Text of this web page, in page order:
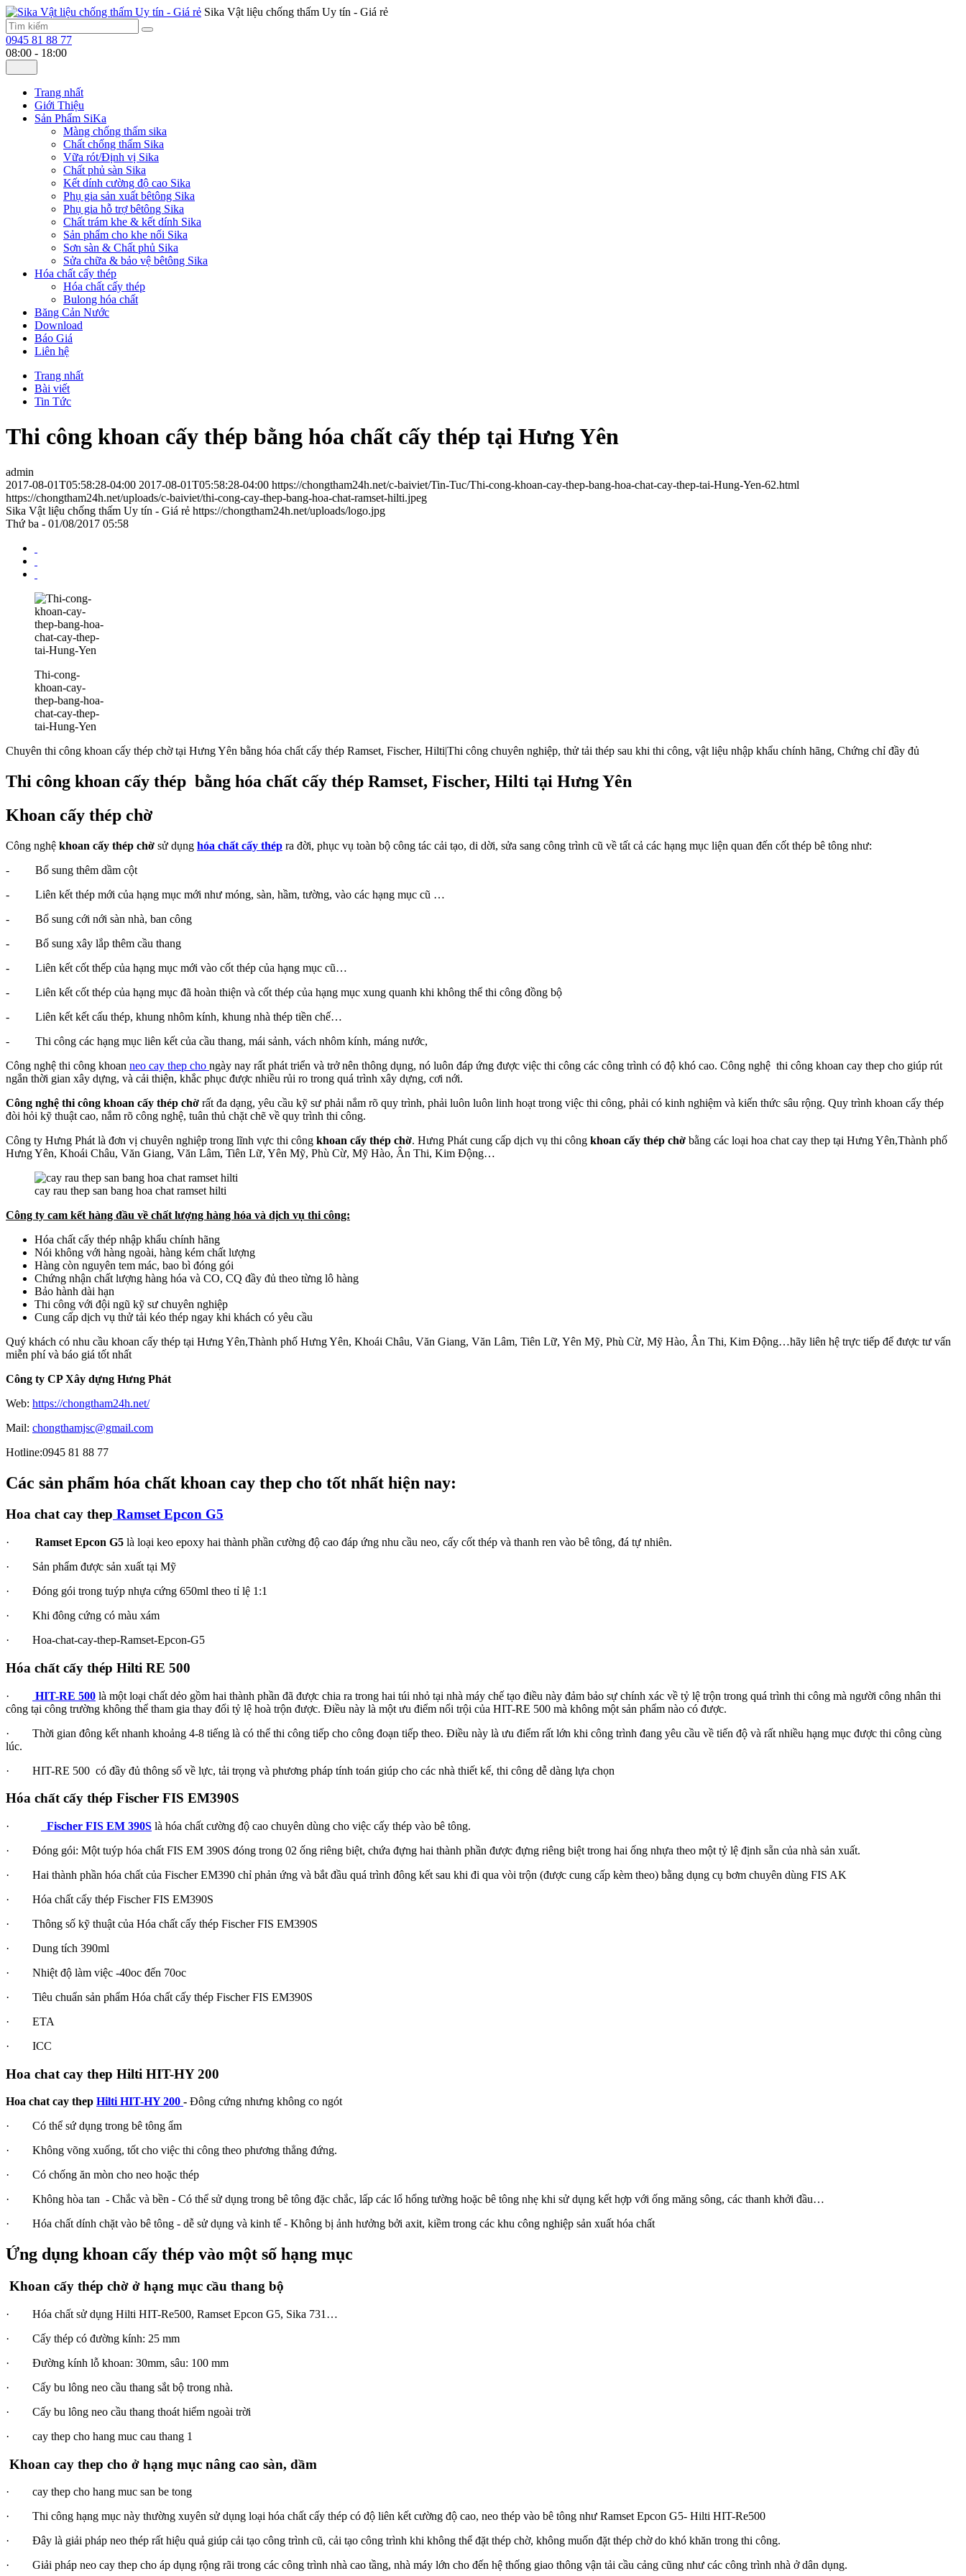
Sika Vật liệu chống thấm Uy tín - Giá rẻ
0945 81 88 77
08:00 - 18:00
Trang nhất
Giới Thiệu
Sản Phẩm SiKa
Màng chống thấm sika
Chất chống thấm Sika
Vữa rót/Định vị Sika
Chất phủ sàn Sika
Kết dính cường độ cao Sika
Phụ gia sản xuất bêtông Sika
Phụ gia hỗ trợ bêtông Sika
Chất trám khe & kết dính Sika
Sản phẩm cho khe nối Sika
Sơn sàn & Chất phủ Sika
Sửa chữa & bảo vệ bêtông Sika
Hóa chất cấy thép
Hóa chất cấy thép
Bulong hóa chất
Băng Cản Nước
Download
Báo Giá
Liên hệ
Trang nhất
Bài viết
Tin Tức
Thi công khoan cấy thép bằng hóa chất cấy thép tại Hưng Yên
admin
2017-08-01T05:58:28-04:00 2017-08-01T05:58:28-04:00 https://chongtham24h.net/c-baiviet/Tin-Tuc/Thi-cong-khoan-cay-thep-bang-hoa-chat-cay-thep-tai-Hung-Yen-62.html
https://chongtham24h.net/uploads/c-baiviet/thi-cong-cay-thep-bang-hoa-chat-ramset-hilti.jpeg
Sika Vật liệu chống thấm Uy tín - Giá rẻ https://chongtham24h.net/uploads/logo.jpg
Thứ ba - 01/08/2017 05:58
Thi-cong-
khoan-cay-
thep-bang-hoa-
chat-cay-thep-
tai-Hung-Yen
Chuyên thi công khoan cấy thép chờ tại Hưng Yên bằng hóa chất cấy thép Ramset, Fischer, Hilti|Thi công chuyên nghiệp, thử tải thép sau khi thi công, vật liệu nhập khẩu chính hãng, Chứng chỉ đầy đủ
Thi công khoan cấy thép bằng hóa chất cấy thép Ramset, Fischer, Hilti tại Hưng Yên
Khoan cấy thép chờ
Công nghệ khoan cấy thép chờ sử dụng hóa chất cấy thép ra đời, phục vụ toàn bộ công tác cải tạo, di dời, sửa sang công trình cũ về tất cả các hạng mục liện quan đến cốt thép bê tông như:
- Bổ sung thêm dầm cột
- Liên kết thép mới của hạng mục mới như móng, sàn, hầm, tường, vào các hạng mục cũ …
- Bổ sung cới nới sàn nhà, ban công
- Bổ sung xây lắp thêm cầu thang
- Liên kết cốt thếp của hạng mục mới vào cốt thép của hạng mục cũ…
- Liên kết cốt thép của hạng mục đã hoàn thiện và cốt thép của hạng mục xung quanh khi không thể thi công đồng bộ
- Liên kết kết cấu thép, khung nhôm kính, khung nhà thép tiền chế…
- Thi công các hạng mục liên kết của cầu thang, mái sảnh, vách nhôm kính, máng nước,
Công nghệ thi công khoan neo cay thep cho ngày nay rất phát triển và trở nên thông dụng, nó luôn đáp ứng được việc thi công các công trình có độ khó cao. Công nghệ thi công khoan cay thep cho giúp rút
ngắn thời gian xây dựng, và cải thiện, khắc phục được nhiều rủi ro trong quá trình xây dựng, cơi nới.
Công nghệ thi công khoan cấy thép chờ rất đa dạng, yêu cầu kỹ sư phải nắm rõ quy trình, phải luôn luôn linh hoạt trong việc thi công, phải có kinh nghiệm và kiến thức sâu rộng. Quy trình khoan cấy thép
đòi hỏi kỹ thuật cao, nắm rõ công nghệ, tuân thủ chặt chẽ về quy trình thi công.
Công ty Hưng Phát là đơn vị chuyên nghiệp trong lĩnh vực thi công khoan cấy thép chờ. Hưng Phát cung cấp dịch vụ thi công khoan cấy thép chờ bằng các loại hoa chat cay thep tại Hưng Yên,Thành phố
Hưng Yên, Khoái Châu, Văn Giang, Văn Lâm, Tiên Lữ, Yên Mỹ, Phù Cừ, Mỹ Hào, Ân Thi, Kim Động…
cay rau thep san bang hoa chat ramset hilti
Công ty cam kết hàng đầu về chất lượng hàng hóa và dịch vụ thi công:
Hóa chất cấy thép nhập khẩu chính hãng
Nói không với hàng ngoài, hàng kém chất lượng
Hàng còn nguyên tem mác, bao bì đóng gói
Chứng nhận chất lượng hàng hóa và CO, CQ đầy đủ theo từng lô hàng
Bảo hành dài hạn
Thi công với đội ngũ kỹ sư chuyên nghiệp
Cung cấp dịch vụ thử tải kéo thép ngay khi khách có yêu cầu
Quý khách có nhu cầu khoan cấy thép tại Hưng Yên,Thành phố Hưng Yên, Khoái Châu, Văn Giang, Văn Lâm, Tiên Lữ, Yên Mỹ, Phù Cừ, Mỹ Hào, Ân Thi, Kim Động…hãy liên hệ trực tiếp để được tư vấn
miễn phí và báo giá tốt nhất
Công ty CP Xây dựng Hưng Phát
Web: https://chongtham24h.net/
Mail: chongthamjsc@gmail.com
Hotline:0945 81 88 77
Các sản phẩm hóa chất khoan cay thep cho tốt nhất hiện nay:
Hoa chat cay thep Ramset Epcon G5
· Ramset Epcon G5 là loại keo epoxy hai thành phần cường độ cao đáp ứng nhu cầu neo, cấy cốt thép và thanh ren vào bê tông, đá tự nhiên.
· Sản phẩm được sản xuất tại Mỹ
· Đóng gói trong tuýp nhựa cứng 650ml theo tỉ lệ 1:1
· Khi đông cứng có màu xám
· Hoa-chat-cay-thep-Ramset-Epcon-G5
Hóa chất cấy thép Hilti RE 500
· HIT-RE 500 là một loại chất dẻo gồm hai thành phần đã được chia ra trong hai túi nhỏ tại nhà máy chế tạo điều này đảm bảo sự chính xác về tỷ lệ trộn trong quá trình thi công mà người công nhân thi
công tại công trường không thể tham gia thay đổi tỷ lệ hoà trộn được. Điều này là một ưu điểm nổi trội của HIT-RE 500 mà không một sản phẩm nào có được.
· Thời gian đông kết nhanh khoảng 4-8 tiếng là có thể thi công tiếp cho công đoạn tiếp theo. Điều này là ưu điểm rất lớn khi công trình đang yêu cầu về tiến độ và rất nhiều hạng mục được thi công cùng
lúc.
· HIT-RE 500 có đầy đủ thông số về lực, tải trọng và phương pháp tính toán giúp cho các nhà thiết kế, thi công dễ dàng lựa chọn
Hóa chất cấy thép Fischer FIS EM390S
· Fischer FIS EM 390S là hóa chất cường độ cao chuyên dùng cho việc cấy thép vào bê tông.
· Đóng gói: Một tuýp hóa chất FIS EM 390S đóng trong 02 ống riêng biệt, chứa đựng hai thành phần được đựng riêng biệt trong hai ống nhựa theo một tỷ lệ định sẵn của nhà sản xuất.
· Hai thành phần hóa chất của Fischer EM390 chỉ phản ứng và bắt đầu quá trình đông kết sau khi đi qua vòi trộn (được cung cấp kèm theo) bằng dụng cụ bơm chuyên dùng FIS AK
· Hóa chất cấy thép Fischer FIS EM390S
· Thông số kỹ thuật của Hóa chất cấy thép Fischer FIS EM390S
· Dung tích 390ml
· Nhiệt độ làm việc -40oc đến 70oc
· Tiêu chuẩn sản phẩm Hóa chất cấy thép Fischer FIS EM390S
· ETA
· ICC
Hoa chat cay thep Hilti HIT-HY 200
Hoa chat cay thep Hilti HIT-HY 200 - Đông cứng nhưng không co ngót
· Có thể sứ dụng trong bê tông ẩm
· Không võng xuống, tốt cho việc thi công theo phương thẳng đứng.
· Có chống ăn mòn cho neo hoặc thép
· Không hòa tan - Chắc và bền - Có thể sử dụng trong bê tông đặc chắc, lấp các lổ hổng tường hoặc bê tông nhẹ khi sử dụng kết hợp với ống măng sông, các thanh khởi đầu…
· Hóa chất dính chặt vào bê tông - dễ sử dụng và kinh tế - Không bị ảnh hưởng bởi axit, kiềm trong các khu công nghiệp sản xuất hóa chất
Ứng dụng khoan cấy thép vào một số hạng mục
Khoan cấy thép chờ ở hạng mục cầu thang bộ
· Hóa chất sử dụng Hilti HIT-Re500, Ramset Epcon G5, Sika 731…
· Cấy thép có đường kính: 25 mm
· Đường kính lỗ khoan: 30mm, sâu: 100 mm
· Cấy bu lông neo cầu thang sắt bộ trong nhà.
· Cấy bu lông neo cầu thang thoát hiểm ngoài trời
· cay thep cho hang muc cau thang 1
Khoan cay thep cho ở hạng mục nâng cao sàn, dầm
· cay thep cho hang muc san be tong
· Thi công hạng mục này thường xuyên sử dụng loại hóa chất cấy thép có độ liên kết cường độ cao, neo thép vào bê tông như Ramset Epcon G5- Hilti HIT-Re500
· Đây là giải pháp neo thép rất hiệu quả giúp cải tạo công trình cũ, cải tạo công trình khi không thể đặt thép chờ, không muốn đặt thép chờ do khó khăn trong thi công.
· Giải pháp neo cay thep cho áp dụng rộng rãi trong các công trình nhà cao tầng, nhà máy lớn cho đến hệ thống giao thông vận tải cầu cảng cũng như các công trình nhà ở dân dụng.